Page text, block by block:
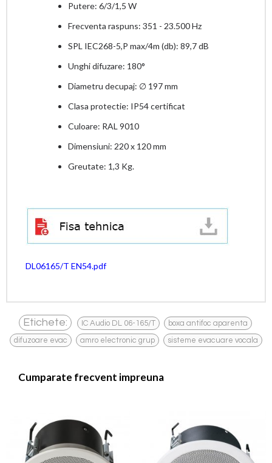
Putere: 6/3/1,5 W
Frecventa raspuns: 351 - 23.500 Hz
SPL IEC268-5,P max/4m (db): 89,7 dB
Unghi difuzare: 180°
Diametru decupaj: ∅ 197 mm
Clasa protectie: IP54 certificat
Culoare: RAL 9010
Dimensiuni: 220 x 120 mm
Greutate: 1,3 Kg.
DL06165/T EN54.pdf
Etichete: IC Audio DL 06-165/T , boxa antifoc aparenta ,
difuzoare evac amro electronic grup sisteme evacuare vocala
Cumparate frecvent impreuna